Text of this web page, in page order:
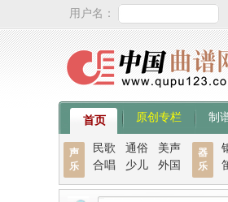
用户名：
首页 原创专栏 制
声
乐
民歌 通俗
美声
合唱
少儿 外国
器
乐